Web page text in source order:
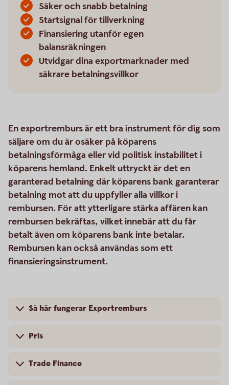
Säker och snabb betalning
Startsignal för tillverkning
Finansiering utanför egen
balansräkningen
Utvidgar dina exportmarknader med
säkrare betalningsvillkor
En exportremburs är ett bra instrument för dig som
säljare om du är osäker på köparens
betalningsförmåga eller vid politisk instabilitet i
köparens hemland. Enkelt uttryckt är det en
garanterad betalning där köparens bank garanterar
betalning mot att du uppfyller alla villkor i
rembursen. För att ytterligare stärka affären kan
rembursen bekräftas, vilket innebär att du får
betalt även om köparens bank inte betalar.
Rembursen kan också användas som ett
finansieringsinstrument.
Så här fungerar Exportremburs
Pris
Trade Finance